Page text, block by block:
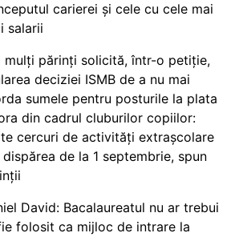
carierei și cele cu cele mai
salarii
mulți părinți solicită, într-o petiție,
deciziei ISMB de a nu mai
sumele pentru posturile la plata
din cadrul cluburilor copiilor:
cercuri de activități extrașcolare
de la 1 septembrie, spun
David: Bacalaureatul nu ar trebui
folosit ca mijloc de intrare la